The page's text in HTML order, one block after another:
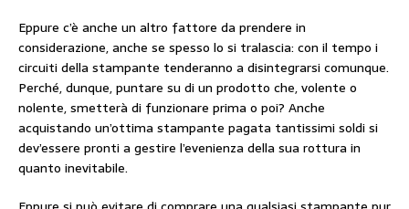
Eppure c’è anche un altro fattore da prendere in
considerazione, anche se spesso lo si tralascia: con il tempo i
circuiti della stampante tenderanno a disintegrarsi comunque.
Perché, dunque, puntare su di un prodotto che, volente o
nolente, smetterà di funzionare prima o poi? Anche
acquistando un’ottima stampante pagata tantissimi soldi si
dev’essere pronti a gestire l’evenienza della sua rottura in
quanto inevitabile.